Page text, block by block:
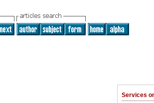
Services